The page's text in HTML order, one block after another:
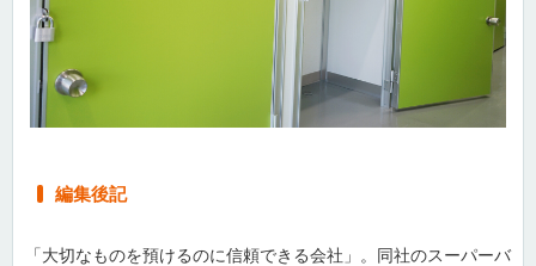
編集後記
「大切なものを預けるのに信頼できる会社」。同社のスーパーバ